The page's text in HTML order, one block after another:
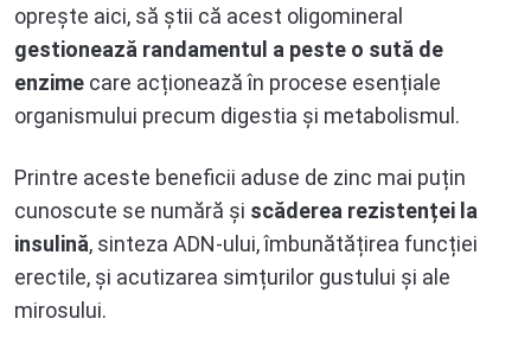
oprește aici, să știi că acest oligomineral
gestionează randamentul a peste o sută de
enzime care acționează în procese esențiale
organismului precum digestia și metabolismul.
Printre aceste beneficii aduse de zinc mai puțin
cunoscute se numără și scăderea rezistenței la
insulină, sinteza ADN-ului, îmbunătățirea funcției
erectile, și acutizarea simțurilor gustului și ale
mirosului.